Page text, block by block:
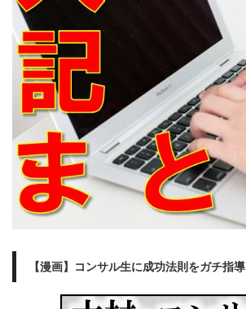
【漫画】コンサル生に成功法則をガチ指導